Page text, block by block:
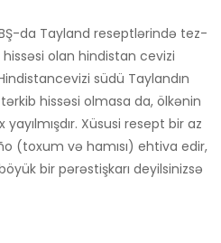
da Tayland reseptlərində tez-
olan hindistan cevizi
südü Taylandın
hissəsi olmasa da, ölkənin
Xüsusi resept bir az
(toxum və hamısı) ehtiva edir,
bir pərəstişkarı deyilsinizsə